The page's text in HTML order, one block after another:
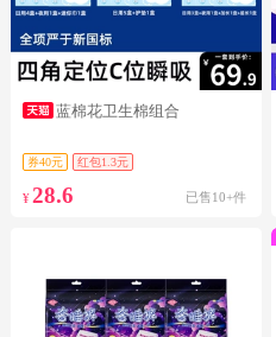
蓝棉花卫生棉组合
券40元 红包1.3元
¥ 28.6 已售10+件